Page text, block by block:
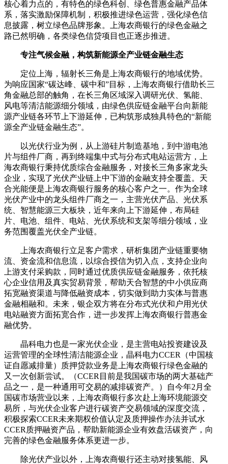
核心着力点的，有特色的绿色科创、绿色普惠金融产品体
系，落实激励保障机制，积极推进绿色运营，强化绿色信
息披露，树立绿色品牌形象。上海农商银行的绿色金融之
路已然明确，各类绿色信贷项目也正逐步推进。
专注气候金融，构筑新能源全产业链金融生态
定位上海，辐射长三角是上海农商银行的地域优势。
为响应国家“碳达峰、碳中和”目标，上海农商银行借助长三
角金融总部的触角，在长三角区域深入调研光伏、氢能、
风电等清洁能源细分领域，由绿色供应链金融平台向新能
源产业链各环节上下游延伸，已构筑形成独具特色的“新能
源全产业链金融生态”。
以光伏行业为例，从上游硅片制造基地，到中游电池
片与组件厂商，再到终端集中式与分布式电站运营方，上
海农商银行秉持优质综合金融服务，对接长三角多家龙头
企业，实现了光伏产业链上中下游的金融支持全覆盖。天
合光能便是上海农商银行服务的核心客户之一。作为全球
光伏产业中的龙头组件厂商之一，主营光伏产品、光伏系
统、智慧能源三大板块，近年来向上下游延伸，布局硅
片、电池、组件、电站、光伏系统和支架等细分领域，业
务范围覆盖光伏全产业链。
上海农商银行立足客户需求，研析集团产业链重要物
流、资金流和信息流，以综合授信为切入点，支持企业向
上游支付采购款，同时通过优质供应链金融服务，依托核
心企业信用及真实贸易背景，帮助天合智慧的中小供应商
拓宽融资渠道与降低融资成本，切实做到助力实体与普惠
金融相融和。未来，银企双方将在分布式光伏和户用光伏
电站融资方面拓宽合作，进一步发挥上海农商银行普惠金
融优势。
晶科电力也是一家光伏企业，是主营电站投资建设及
运营管理的全球性清洁能源企业，晶科电力CCER（中国核
证自愿减排量）质押贷款业务是上海农商银行绿色金融的
又一次创新尝试。（CCER目前是我国碳市场的两大基础产
品之一，是一种通用可交易的减排碳资产。）自今年2月全
国碳市场营业以来，上海农商银行多次赴上海环境能源交
易所，与光伏企业客户进行碳资产交易领域的深度交流，
积极探索CCER未来期权价值认定及质押操作办法并试水
CCER质押融资产品，帮助新能源企业有效盘活碳资产，向
完善的绿色金融服务体系更进一步。
除光伏产业以外，上海农商银行还主动对接氢能、风